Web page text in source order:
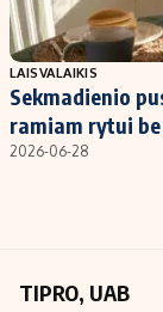
LAISVALAIKIS
Sekmadienio
ramiam rytui
2026-06-28
TIPRO, UAB